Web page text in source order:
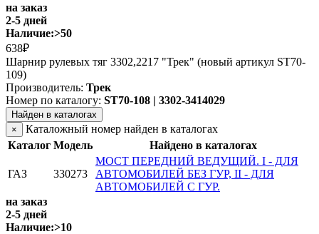
на заказ
2-5 дней
Наличие:>50
638₽
Шарнир рулевых тяг 3302,2217 "Трек" (новый артикул ST70-
109)
Производитель: Трек
Номер по каталогу: ST70-108 | 3302-3414029
Найден в каталогах
×
Каталожный номер найден в каталогах
Каталог Модель Найдено в каталогах
ГАЗ 330273
МОСТ ПЕРЕДНИЙ ВЕДУЩИЙ. I - ДЛЯ
АВТОМОБИЛЕЙ БЕЗ ГУР, II - ДЛЯ
АВТОМОБИЛЕЙ С ГУР.
на заказ
2-5 дней
Наличие:>10